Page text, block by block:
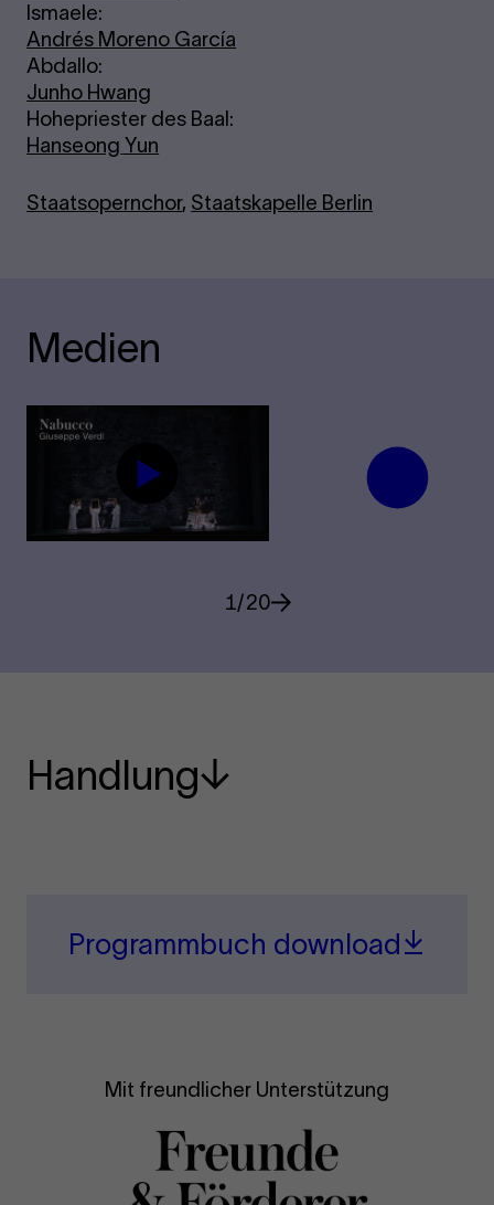
Ismaele:
Andrés Moreno García
Abdallo:
Junho Hwang
Hohepriester des Baal:
Hanseong Yun
Staatsopernchor, Staatskapelle Berlin
Medien
1/20
Handlung
Programmbuch download
Mit freundlicher Unterstützung